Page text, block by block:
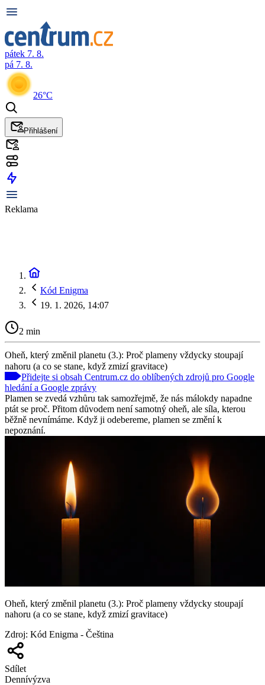
pátek 7. 8.
pá 7. 8.
26°C
Přihlášení
Reklama
Kód Enigma
19. 1. 2026, 14:07
2 min
Oheň, který změnil planetu (3.): Proč plameny vždycky stoupají
nahoru (a co se stane, když zmizí gravitace)
Přidejte si obsah Centrum.cz do oblíbených zdrojů pro Google
hledání a Google zprávy
Plamen se zvedá vzhůru tak samozřejmě, že nás málokdy napadne
ptát se proč. Přitom důvodem není samotný oheň, ale síla, kterou
běžně nevnímáme. Když ji odebereme, plamen se změní k
nepoznání.
Oheň, který změnil planetu (3.): Proč plameny vždycky stoupají
nahoru (a co se stane, když zmizí gravitace)
Zdroj: Kód Enigma - Čeština
Sdílet
Dennívýzva